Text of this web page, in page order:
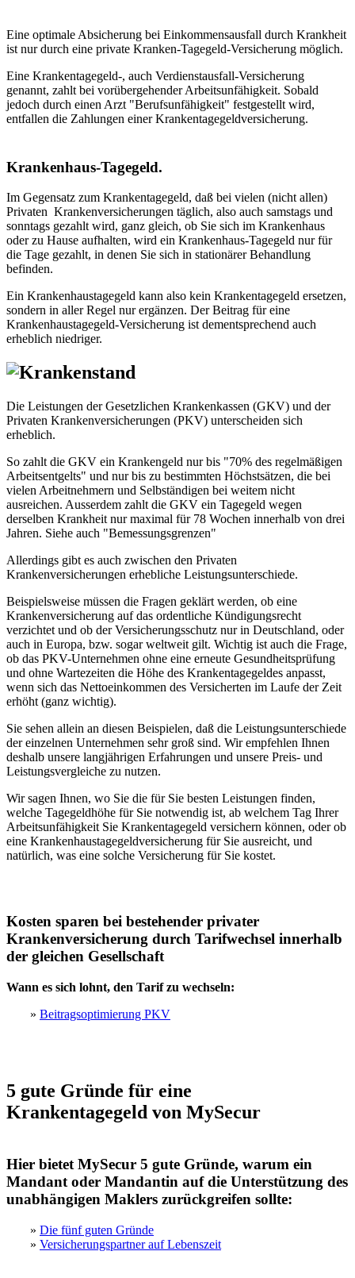
Eine optimale Absicherung bei Einkommensausfall durch Krankheit
ist nur durch eine private Kranken-Tagegeld-Versicherung möglich.
Eine Krankentagegeld-, auch Verdienstausfall-Versicherung
genannt, zahlt bei vorübergehender Arbeitsunfähigkeit. Sobald
jedoch durch einen Arzt "Berufsunfähigkeit" festgestellt wird,
entfallen die Zahlungen einer Krankentagegeldversicherung.
Krankenhaus-Tagegeld.
Im Gegensatz zum Krankentagegeld, daß bei vielen (nicht allen)
Privaten Krankenversicherungen täglich, also auch samstags und
sonntags gezahlt wird, ganz gleich, ob Sie sich im Krankenhaus
oder zu Hause aufhalten, wird ein Krankenhaus-Tagegeld nur für
die Tage gezahlt, in denen Sie sich in stationärer Behandlung
befinden.
Ein Krankenhaustagegeld kann also kein Krankentagegeld ersetzen,
sondern in aller Regel nur ergänzen. Der Beitrag für eine
Krankenhaustagegeld-Versicherung ist dementsprechend auch
erheblich niedriger.
Die Leistungen der Gesetzlichen Krankenkassen (GKV) und der
Privaten Krankenversicherungen (PKV) unterscheiden sich
erheblich.
So zahlt die GKV ein Krankengeld nur bis "70% des regelmäßigen
Arbeitsentgelts" und nur bis zu bestimmten Höchstsätzen, die bei
vielen Arbeitnehmern und Selbständigen bei weitem nicht
ausreichen. Ausserdem zahlt die GKV ein Tagegeld wegen
derselben Krankheit nur maximal für 78 Wochen innerhalb von drei
Jahren. Siehe auch "Bemessungsgrenzen"
Allerdings gibt es auch zwischen den Privaten
Krankenversicherungen erhebliche Leistungsunterschiede.
Beispielsweise müssen die Fragen geklärt werden, ob eine
Krankenversicherung auf das ordentliche Kündigungsrecht
verzichtet und ob der Versicherungsschutz nur in Deutschland, oder
auch in Europa, bzw. sogar weltweit gilt. Wichtig ist auch die Frage,
ob das PKV-Unternehmen ohne eine erneute Gesundheitsprüfung
und ohne Wartezeiten die Höhe des Krankentagegeldes anpasst,
wenn sich das Nettoeinkommen des Versicherten im Laufe der Zeit
erhöht (ganz wichtig).
Sie sehen allein an diesen Beispielen, daß die Leistungsunterschiede
der einzelnen Unternehmen sehr groß sind. Wir empfehlen Ihnen
deshalb unsere langjährigen Erfahrungen und unsere Preis- und
Leistungsvergleiche zu nutzen.
Wir sagen Ihnen, wo Sie die für Sie besten Leistungen finden,
welche Tagegeldhöhe für Sie notwendig ist, ab welchem Tag Ihrer
Arbeitsunfähigkeit Sie Krankentagegeld versichern können, oder ob
eine Krankenhaustagegeldversicherung für Sie ausreicht, und
natürlich, was eine solche Versicherung für Sie kostet.
Kosten sparen bei bestehender privater
Krankenversicherung durch Tarifwechsel innerhalb
der gleichen Gesellschaft
Wann es sich lohnt, den Tarif zu wechseln:
» Beitragsoptimierung PKV
5 gute Gründe für eine
Krankentagegeld von MySecur
Hier bietet MySecur 5 gute Gründe, warum ein
Mandant oder Mandantin auf die Unterstützung des
unabhängigen Maklers zurückgreifen sollte:
» Die fünf guten Gründe
» Versicherungspartner auf Lebenszeit